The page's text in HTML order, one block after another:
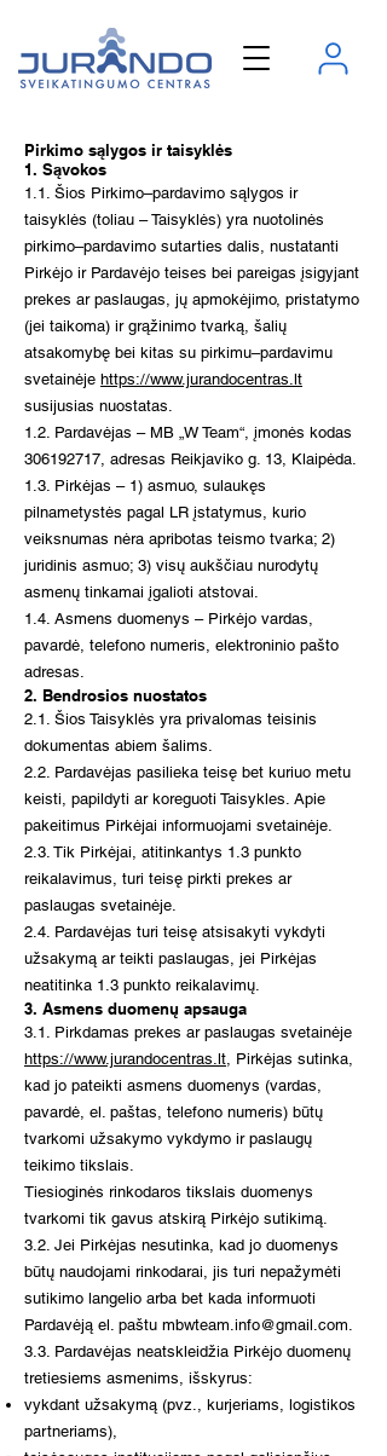
Pirkimo sąlygos ir taisyklės
1. Sąvokos
1.1. Šios Pirkimo–pardavimo sąlygos ir
taisyklės (toliau – Taisyklės) yra nuotolinės
pirkimo–pardavimo sutarties dalis, nustatanti
Pirkėjo ir Pardavėjo teises bei pareigas įsigyjant
prekes ar paslaugas, jų apmokėjimo, pristatymo
(jei taikoma) ir grąžinimo tvarką, šalių
atsakomybę bei kitas su pirkimu–pardavimu
svetainėje https://www.jurandocentras.lt
susijusias nuostatas.
1.2. Pardavėjas – MB „W Team“, įmonės kodas
306192717, adresas Reikjaviko g. 13, Klaipėda.
1.3. Pirkėjas – 1) asmuo, sulaukęs
pilnametystės pagal LR įstatymus, kurio
veiksnumas nėra apribotas teismo tvarka; 2)
juridinis asmuo; 3) visų aukščiau nurodytų
asmenų tinkamai įgalioti atstovai.
1.4. Asmens duomenys – Pirkėjo vardas,
pavardė, telefono numeris, elektroninio pašto
adresas.
2. Bendrosios nuostatos
2.1. Šios Taisyklės yra privalomas teisinis
dokumentas abiem šalims.
2.2. Pardavėjas pasilieka teisę bet kuriuo metu
keisti, papildyti ar koreguoti Taisykles. Apie
pakeitimus Pirkėjai informuojami svetainėje.
2.3. Tik Pirkėjai, atitinkantys 1.3 punkto
reikalavimus, turi teisę pirkti prekes ar
paslaugas svetainėje.
2.4. Pardavėjas turi teisę atsisakyti vykdyti
užsakymą ar teikti paslaugas, jei Pirkėjas
neatitinka 1.3 punkto reikalavimų.
3. Asmens duomenų apsauga
3.1. Pirkdamas prekes ar paslaugas svetainėje
https://www.jurandocentras.lt, Pirkėjas sutinka,
kad jo pateikti asmens duomenys (vardas,
pavardė, el. paštas, telefono numeris) būtų
tvarkomi užsakymo vykdymo ir paslaugų
teikimo tikslais.
Tiesioginės rinkodaros tikslais duomenys
tvarkomi tik gavus atskirą Pirkėjo sutikimą.
3.2. Jei Pirkėjas nesutinka, kad jo duomenys
būtų naudojami rinkodarai, jis turi nepažymėti
sutikimo langelio arba bet kada informuoti
Pardavėją el. paštu mbwteam.info@gmail.com.
3.3. Pardavėjas neatskleidžia Pirkėjo duomenų
tretiesiems asmenims, išskyrus:
vykdant užsakymą (pvz., kurjeriams, logistikos
partneriams),